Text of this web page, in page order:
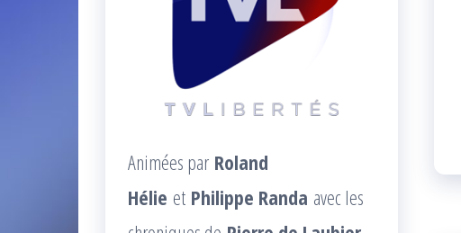
Animées par Roland
Hélie et Philippe Randa avec les